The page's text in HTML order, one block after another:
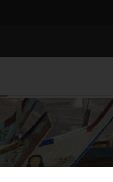
Servicios para Startups